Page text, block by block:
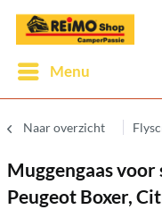
Menu
Naar overzicht
Muggengaas
Peugeot Boxer,